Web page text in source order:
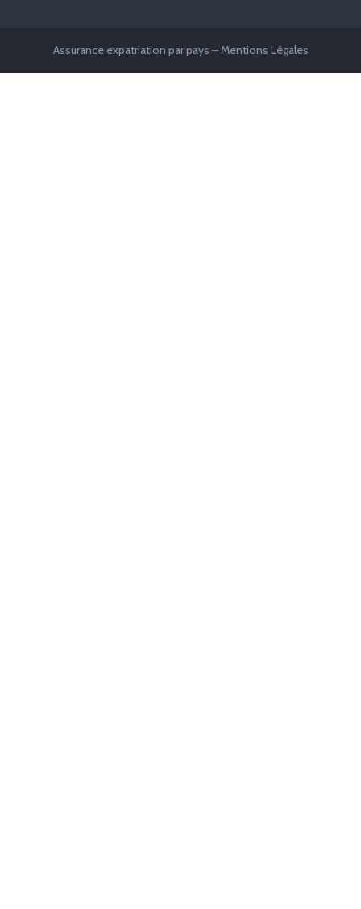
Assurance expatriation par pays –Mentions Légales